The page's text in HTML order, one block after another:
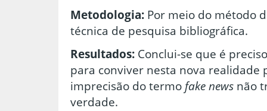
Metodologia: Por meio do método
técnica de pesquisa bibliográfica.
Resultados: Conclui-se que é
para conviver nesta nova realidade
imprecisão do termofake news não
verdade.